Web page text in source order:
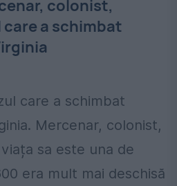
colonist,
care a schimbat
care a schimbat
Mercenar, colonist,
sa este una de
era mult mai deschisă